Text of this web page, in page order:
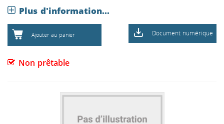
Plus d'information...
Ajouter au panier Document numérique
Non prêtable